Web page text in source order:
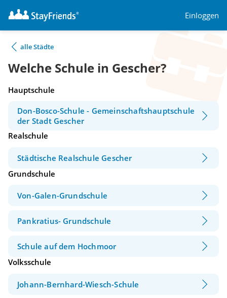
Einloggen
alle Städte
Welche Schule in Gescher?
Hauptschule
Don-Bosco-Schule - Gemeinschaftshauptschule
der Stadt Gescher
Realschule
Städtische Realschule Gescher
Grundschule
Von-Galen-Grundschule
Pankratius- Grundschule
Schule auf dem Hochmoor
Volksschule
Johann-Bernhard-Wiesch-Schule